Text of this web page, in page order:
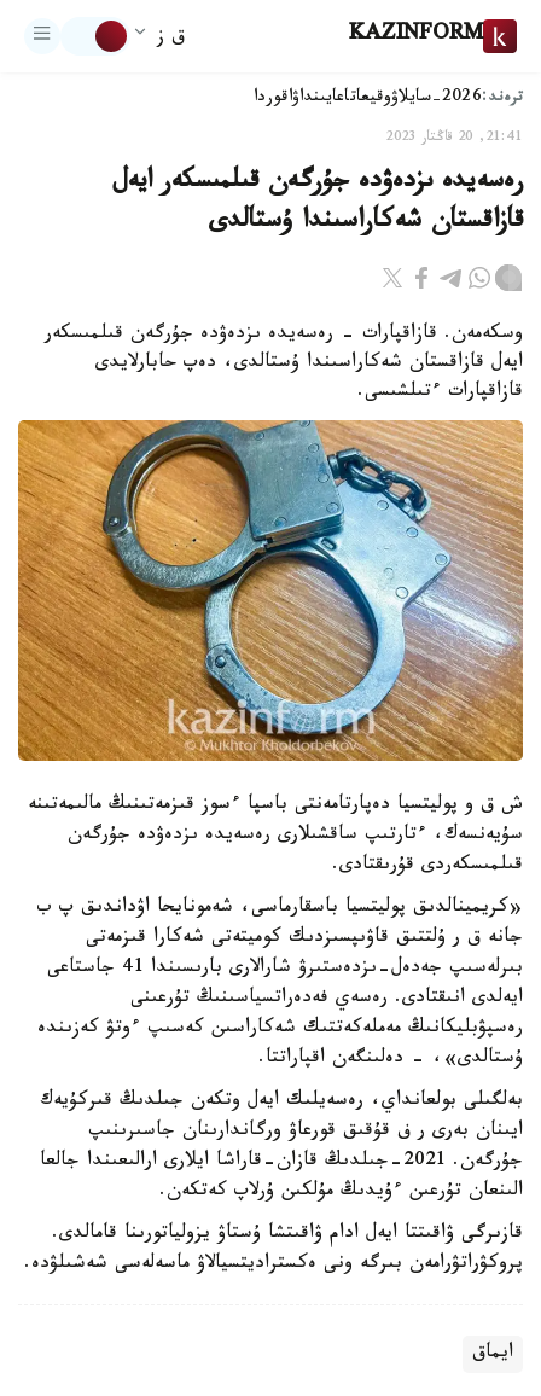
KAZINFORM ق ز
ترەند:2026-سايلاۋ وقيعاتاعايىنداۋاقوردا
21:41, 20 قاڭتار 2023
رەسەيدە ىزدەۋدە جۇرگەن قىلمىسكەر ايەل
قازاقستان شەكاراسىندا ۇستالدى
وسكەمەن. قازاقپارات - رەسەيدە ىزدەۋدە جۇرگەن قىلمىسكەر
ايەل قازاقستان شەكاراسىندا ۇستالدى، دەپ حابارلايدى
قازاقپارات ءتىلشىسى.
ش ق و پوليتسيا دەپارتامەنتى باسپا ءسوز قىزمەتىنىڭ مالىمەتىنە
سۇيەنسەك، ءتارتىپ ساقشىلارى رەسەيدە ىزدەۋدە جۇرگەن
قىلمىسكەردى قۇرىقتادى.
«كريمينالدىق پوليتسيا باسقارماسى، شەمونايحا اۋداندىق پ ب
جانە ق ر ۇلتتىق قاۋىپسىزدىك كوميتەتى شەكارا قىزمەتى
بىرلەسىپ جەدەل-ىزدەستىرۋ شارالارى بارىسىندا 41 جاستاعى
ايەلدى انىقتادى. رەسەي فەدەراتسياسىنىڭ تۇرعىنى
رەسپۋبليكانىڭ مەملەكەتتىك شەكاراسىن كەسىپ ءوتۋ كەزىندە
ۇستالدى»، - دەلىنگەن اقپاراتتا.
بەلگىلى بولعانداي، رەسەيلىك ايەل وتكەن جىلدىڭ قىركۇيەك
ايىنان بەرى ر ف قۇقىق قورعاۋ ورگاندارىنان جاسىرىنىپ
جۇرگەن. 2021-جىلدىڭ قازان-قاراشا ايلارى ارالىعىندا جالعا
الىنعان تۇرعىن ءۇيدىڭ مۇلكىن ۇرلاپ كەتكەن.
قازىرگى ۋاقىتتا ايەل ادام ۋاقىتشا ۇستاۋ يزولياتورىنا قامالدى.
پروكۋراتۋرامەن بىرگە ونى ەكستراديتسيالاۋ ماسەلەسى شەشىلۋدە.
ايماق